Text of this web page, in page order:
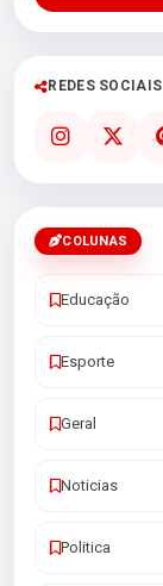
REDES SOCIAIS
COLUNAS
Educação
Esporte
Geral
Noticias
Politica